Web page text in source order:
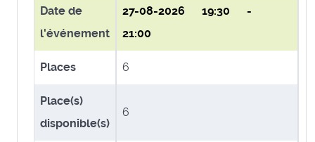
Date de
l'événement
27-08-2026 19:30 -
21:00
Places 6
Place(s)
disponible(s)
6